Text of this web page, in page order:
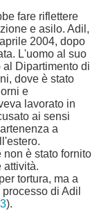
fare riflettere
e asilo. Adil,
2004, dopo
L'uomo al suo
al Dipartimento di
dove è stato
e
lavorato in
ai sensi
a
è stato fornito
attività.
tortura, ma a
di Adil
).